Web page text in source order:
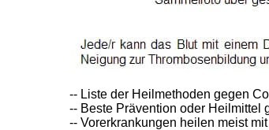
-- Liste der Heilmethoden gegen
-- Beste Prävention oder Heilmittel
-- Vorerkrankungen heilen meist